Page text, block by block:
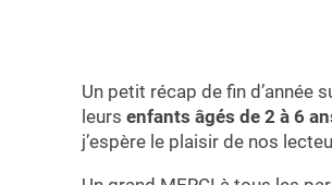
Un petit récap de fin d’année
leurs enfants âgés de 2 à 6
j’espère le plaisir de nos